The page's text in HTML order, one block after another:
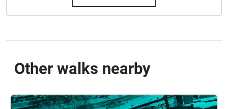
Other walks nearby